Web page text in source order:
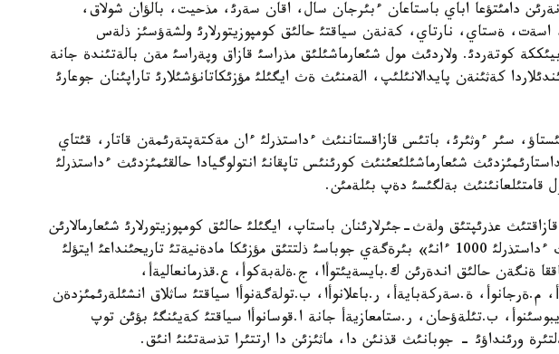
دامئتؤعا اباي باستاعان ءبئرجان سال، اقان سةرئ، مذحيت، بالؤان شولاق،
اسةت، ةستاي، نارتاي، كةنةن سياقتئ حالئق كومپوزيتورلارئ ولشةؤسئز ذلةس
كوتةردئ. ولاردئث مول شئعارماشئلئق مذراسئ قازاق وپةراسئ مةن بالةتئندة جانة
كةثئنةن پايدالانئلئپ، الةمنئث ةث ايگئلئ مؤزئكاتانؤشئلارئ تاراپئنان جوعارئ
سئر ءوثئرئ، باتئس قازاقستاننئث ءداستذرلئ ءان مةكتةپتةرئمةن قاتار، قئتاي
شئعارماشئلئعئنئث كورئنئس تاپقانئ انتولوگيادا حالقئمئزدئث ءداستذرلئ
قامتئلعانئنئث بةلگئسئ دةپ بئلةمئن.
عذرئپتئق ولةث-جئرلارئنان باستاپ، ايگئلئ حالئق كومپوزيتورلارئ شئعارمالارئن
تذتاس قامتئعان «قازاقتئث ءداستذرلئ 1000 ءانئ» بئرةگةي جوباسئ ذلتتئق مؤزئكا مادةنيةتئ تاريحئنداعئ ايتؤلئ
ةنگةن حالئق اندةرئن ك.بايسةيئتوأا، ج.ةلةبةكوأ، ع.قذرمانعاليةأ،
م.ةرجانوأ، ة.سةركةبايةأ، ر.باعلانوأا، ب.تولةگةنوأا سياقتئ ساثلاق انشئلةرئمئزدةن
ب.تئلةؤحان، ر.ستامعازيةأ جانة ا.قوسانوأا سياقتئ كةيئنگئ بؤئن توپ
ورئنداؤئ - جوبانئث قذنئن دا، ماثئزئن دا ارتتئرا تذسةتئنئ انئق.